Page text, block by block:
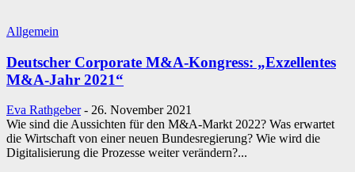
Allgemein
Deutscher Corporate M&A-Kongress: „Exzellentes
M&A-Jahr 2021“
Eva Rathgeber - 26. November 2021
Wie sind die Aussichten für den M&A-Markt 2022? Was erwartet
die Wirtschaft von einer neuen Bundesregierung? Wie wird die
Digitalisierung die Prozesse weiter verändern?...